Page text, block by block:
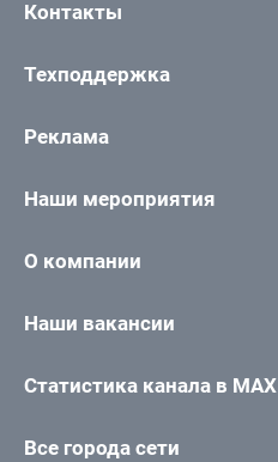
Контакты
Техподдержка
Реклама
Наши мероприятия
О компании
Наши вакансии
Статистика канала в MAX
Все города сети